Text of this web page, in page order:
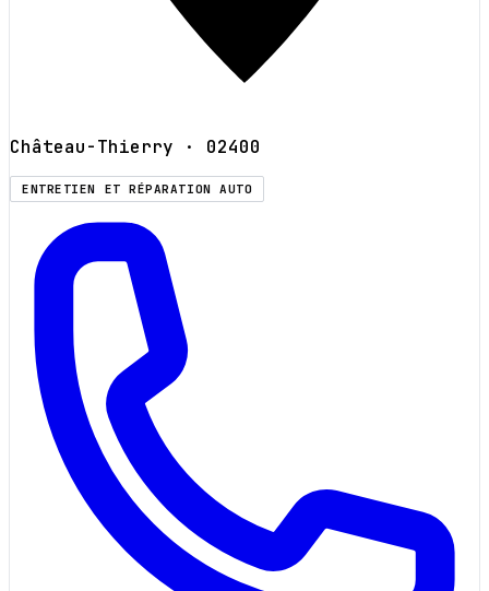
Château-Thierry · 02400
ENTRETIEN ET RÉPARATION AUTO